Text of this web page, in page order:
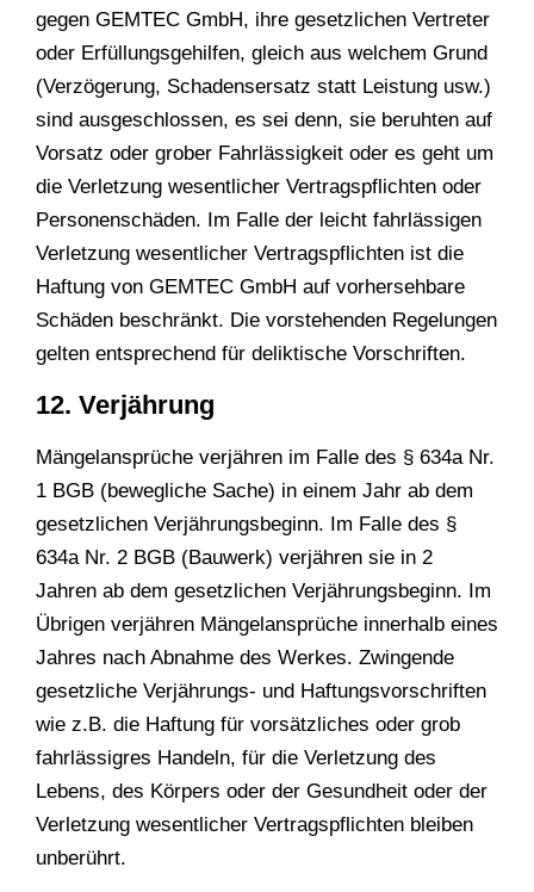
gegen GEMTEC GmbH, ihre gesetzlichen Vertreter
oder Erfüllungsgehilfen, gleich aus welchem Grund
(Verzögerung, Schadensersatz statt Leistung usw.)
sind ausgeschlossen, es sei denn, sie beruhten auf
Vorsatz oder grober Fahrlässigkeit oder es geht um
die Verletzung wesentlicher Vertragspflichten oder
Personenschäden. Im Falle der leicht fahrlässigen
Verletzung wesentlicher Vertragspflichten ist die
Haftung von GEMTEC GmbH auf vorhersehbare
Schäden beschränkt. Die vorstehenden Regelungen
gelten entsprechend für deliktische Vorschriften.
12. Verjährung
Mängelansprüche verjähren im Falle des § 634a Nr.
1 BGB (bewegliche Sache) in einem Jahr ab dem
gesetzlichen Verjährungsbeginn. Im Falle des §
634a Nr. 2 BGB (Bauwerk) verjähren sie in 2
Jahren ab dem gesetzlichen Verjährungsbeginn. Im
Übrigen verjähren Mängelansprüche innerhalb eines
Jahres nach Abnahme des Werkes. Zwingende
gesetzliche Verjährungs- und Haftungsvorschriften
wie z.B. die Haftung für vorsätzliches oder grob
fahrlässigres Handeln, für die Verletzung des
Lebens, des Körpers oder der Gesundheit oder der
Verletzung wesentlicher Vertragspflichten bleiben
unberührt.